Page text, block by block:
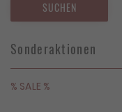
SUCHEN
Sonderaktionen
% SALE %